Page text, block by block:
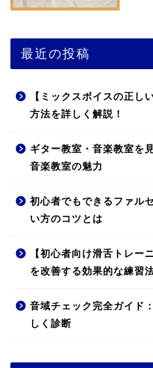
最近の投稿
【ミックスボイスの正し
方法を詳しく解説！
ギター教室・音楽教室を
音楽教室の魅力
初心者でもできるファル
い方のコツとは
【初心者向け滑舌トレー
を改善する効果的な練習
音域チェック完全ガイド
しく診断